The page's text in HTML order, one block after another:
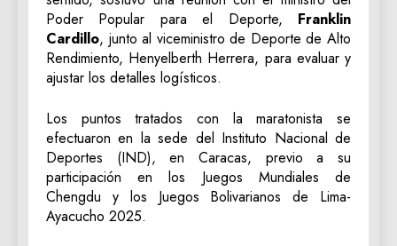
Poder Popular para el Deporte, Franklin
Cardillo, junto al viceministro de Deporte de Alto
Rendimiento, Henyelberth Herrera, para evaluar y
ajustar los detalles logísticos.
Los puntos tratados con la maratonista se
efectuaron en la sede del Instituto Nacional de
Deportes (IND), en Caracas, previo a su
participación en los Juegos Mundiales de
Chengdu y los Juegos Bolivarianos de Lima-
Ayacucho 2025.